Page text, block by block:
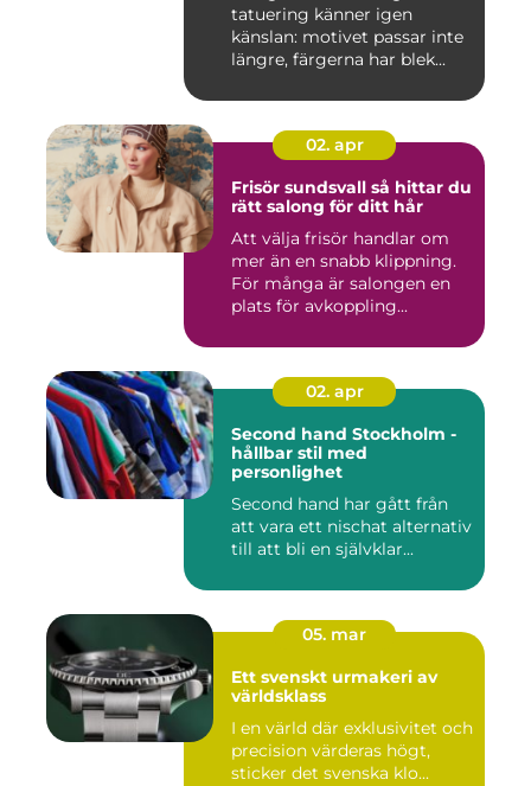
tatuering känner igen
känslan: motivet passar inte
längre, färgerna har blek...
02. apr
Frisör sundsvall så hittar du
rätt salong för ditt hår
Att välja frisör handlar om
mer än en snabb klippning.
För många är salongen en
plats för avkoppling...
02. apr
Second hand Stockholm -
hållbar stil med
personlighet
Second hand har gått från
att vara ett nischat alternativ
till att bli en självklar...
05. mar
Ett svenskt urmakeri av
världsklass
I en värld där exklusivitet och
precision värderas högt,
sticker det svenska klo...